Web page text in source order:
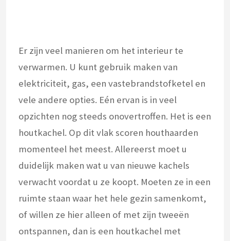
Er zijn veel manieren om het interieur te
verwarmen. U kunt gebruik maken van
elektriciteit, gas, een vastebrandstofketel en
vele andere opties. Eén ervan is in veel
opzichten nog steeds onovertroffen. Het is een
houtkachel. Op dit vlak scoren houthaarden
momenteel het meest. Allereerst moet u
duidelijk maken wat u van nieuwe kachels
verwacht voordat u ze koopt. Moeten ze in een
ruimte staan ​​waar het hele gezin samenkomt,
of willen ze hier alleen of met zijn tweeën
ontspannen, dan is een houtkachel met